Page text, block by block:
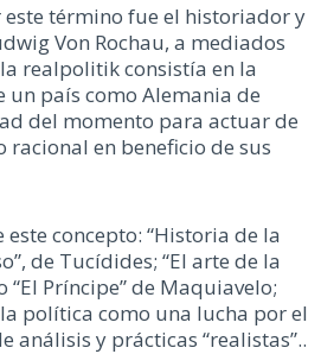
término fue el historiador y
Von Rochau, a mediados
realpolitik consistía en la
país como Alemania de
del momento para actuar de
en beneficio de sus
este concepto: “Historia de la
de Tucídides; “El arte de la
“El Príncipe” de Maquiavelo;
política como una lucha por el
análisis y prácticas “realistas”..